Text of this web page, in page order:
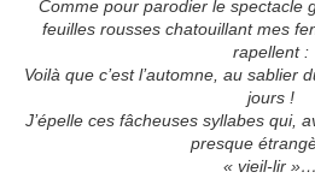
Comme pour parodier le spectacle
feuilles rousses chatouillant mes
rapellent :
Voilà que c’est l’automne, au sablier
jours !
J’épelle ces fâcheuses syllabes qui,
presque
« vieil-lir »…